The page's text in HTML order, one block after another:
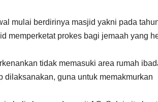
mulai berdirinya masjid yakni pada
memperketat prokes bagi jemaah yang
tidak memasuki area rumah
guna untuk memakmurkan